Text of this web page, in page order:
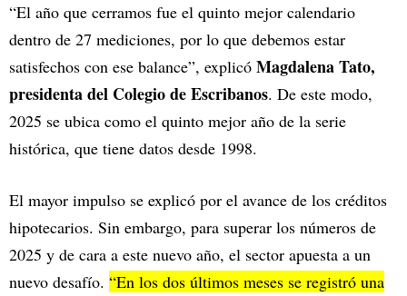
“El año que cerramos fue el quinto mejor calendario
dentro de 27 mediciones, por lo que debemos estar
satisfechos con ese balance”, explicó Magdalena Tato,
presidenta del Colegio de Escribanos. De este modo,
2025 se ubica como el quinto mejor año de la serie
histórica, que tiene datos desde 1998.
El mayor impulso se explicó por el avance de los créditos
hipotecarios. Sin embargo, para superar los números de
2025 y de cara a este nuevo año, el sector apuesta a un
nuevo desafío. “En los dos últimos meses se registró una